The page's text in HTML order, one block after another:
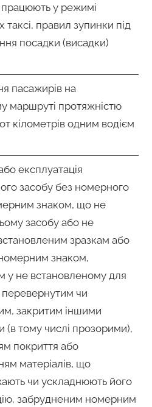
працюють у режимі
правил зупинки під
посадки (висадки)
пасажирів на
маршруті протяжністю
кілометрів одним водієм
експлуатація
засобу без номерного
знаком, що не
засобу або не
зразкам або
знаком,
у не встановленому для
перевернутим чи
закритим іншими
(в тому числі прозорими),
покриття або
матеріалів, що
чи ускладнюють його
забрудненим номерним